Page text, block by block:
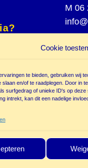
Cookie
te bieden, gebruiken wij
slaan en/of te raadplegen. Door in
surfgedrag of unieke ID's op
intrekt, kan dit een nadelige
M 06
info@